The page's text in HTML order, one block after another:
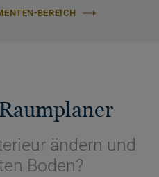
BEREICH
ändern und
Boden?